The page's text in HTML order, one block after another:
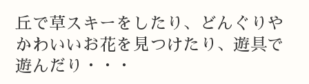
丘で草スキーをしたり、どんぐりや
かわいいお花を見つけたり、遊具で
遊んだり・・・